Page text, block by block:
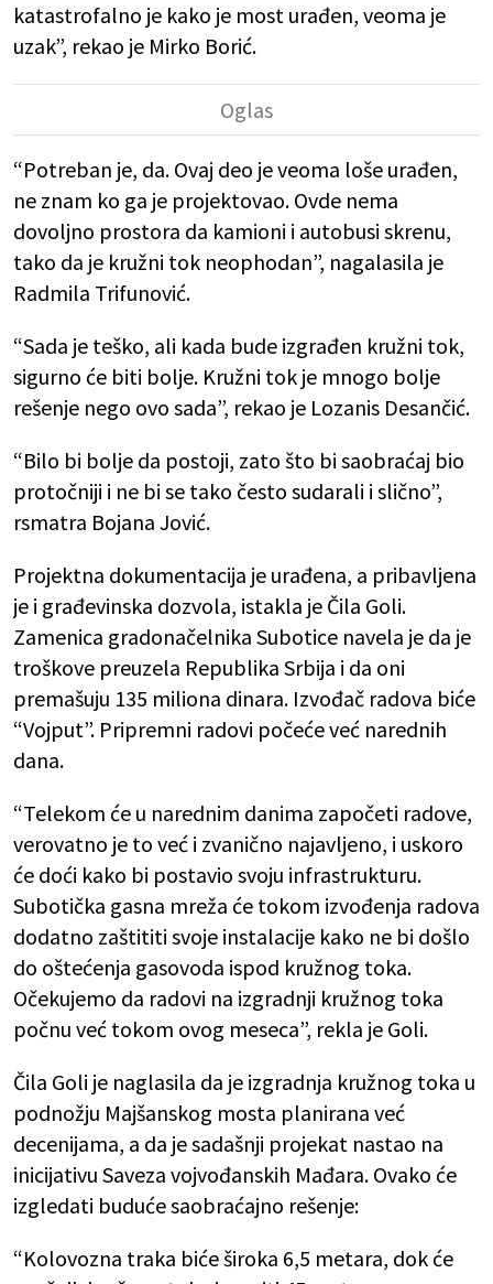
katastrofalno je kako je most urađen, veoma je
uzak”, rekao je Mirko Borić.
“Potreban je, da. Ovaj deo je veoma loše urađen,
ne znam ko ga je projektovao. Ovde nema
dovoljno prostora da kamioni i autobusi skrenu,
tako da je kružni tok neophodan”, nagalasila je
Radmila Trifunović.
“Sada je teško, ali kada bude izgrađen kružni tok,
sigurno će biti bolje. Kružni tok je mnogo bolje
rešenje nego ovo sada”, rekao je Lozanis Desančić.
“Bilo bi bolje da postoji, zato što bi saobraćaj bio
protočniji i ne bi se tako često sudarali i slično”,
rsmatra Bojana Jović.
Projektna dokumentacija je urađena, a pribavljena
je i građevinska dozvola, istakla je Čila Goli.
Zamenica gradonačelnika Subotice navela je da je
troškove preuzela Republika Srbija i da oni
premašuju 135 miliona dinara. Izvođač radova biće
“Vojput”. Pripremni radovi počeće već narednih
dana.
“Telekom će u narednim danima započeti radove,
verovatno je to već i zvanično najavljeno, i uskoro
će doći kako bi postavio svoju infrastrukturu.
Subotička gasna mreža će tokom izvođenja radova
dodatno zaštititi svoje instalacije kako ne bi došlo
do oštećenja gasovoda ispod kružnog toka.
Očekujemo da radovi na izgradnji kružnog toka
počnu već tokom ovog meseca”, rekla je Goli.
Čila Goli je naglasila da je izgradnja kružnog toka u
podnožju Majšanskog mosta planirana već
decenijama, a da je sadašnji projekat nastao na
inicijativu Saveza vojvođanskih Mađara. Ovako će
izgledati buduće saobraćajno rešenje:
“Kolovozna traka biće široka 6,5 metara, dok će